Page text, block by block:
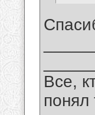
Все,
понял